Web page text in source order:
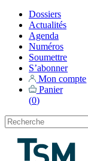
Dossiers
Actualités
Agenda
Numéros
Soumettre
S’abonner
Mon compte
Panier
(0)